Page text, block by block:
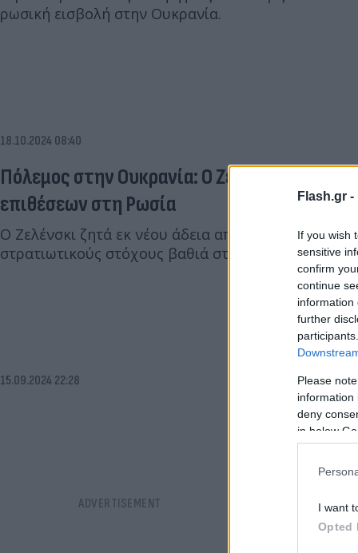
Flash.gr -
If you wish
sensitive
confirm
continue
information
further
Please
information
deny
in below
I want
Opted
ρωσική εισβολή στην Ουκρανία.
18.10.2024 08:40
Πόλεμος στην Ουκρανία: Ο Ζελένσκι ζητάει
επιθέσεων στη Ρωσία
Ο Ζελένσκι ζητά εκ νέου άδεια από τους δυτικούς
στρατιωτικούς στόχους βαθιά στη Ρωσία μετά το
15.09.2024 22:28